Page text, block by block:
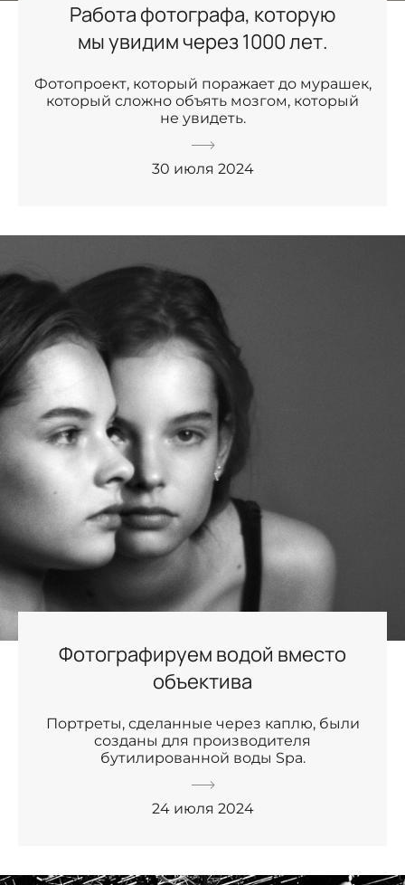
Работа фотографа, которую
мы увидим через 1000 лет.
Фотопроект, который поражает до мурашек,
который сложно объять мозгом, который
не увидеть.
30 июля 2024
Фотографируем водой вместо
объектива
Портреты, сделанные через каплю, были
созданы для производителя
бутилированной воды Spa.
24 июля 2024